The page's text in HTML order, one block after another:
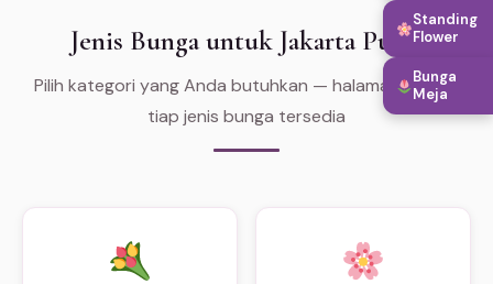
Jenis Bunga untuk Jakarta Pusat
Pilih kategori yang Anda butuhkan — halaman khusus
tiap jenis bunga tersedia
Standing
Flower
Bunga
Meja